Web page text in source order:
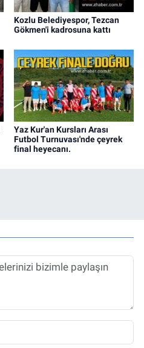
Kozlu Belediyespor, Tezcan
Gökmen'i kadrosuna kattı
Yaz Kur'an Kursları Arası
Futbol Turnuvası'nde çeyrek
final heyecanı.